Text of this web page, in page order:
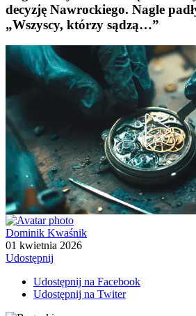
decyzję Nawrockiego. Nagle
„Wszyscy, którzy sądzą…”
Dominik Kwaśnik
01 kwietnia 2026
Udostępnij
Udostępnij na Facebook
Udostępnij na Twiter